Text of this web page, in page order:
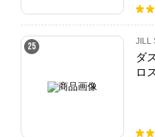
25 JILL
ダ
ロ